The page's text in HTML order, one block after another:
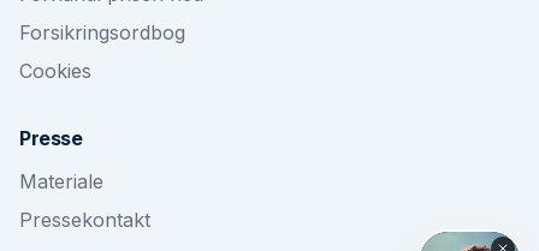
Forsikringsordbog
Cookies
Presse
Materiale
Pressekontakt